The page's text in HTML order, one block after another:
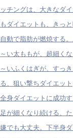
チングは、大きなダ
ダイエットも、きっと
動で脂肪が燃焼する
い太ももが、超細く
いふくはぎが、すっ
、狙い撃ちダイエット
身ダイエットに成功
が細くなり続ける、
でも大丈夫。下半身